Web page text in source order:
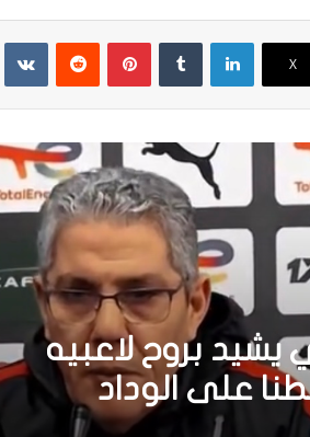
‫X
لينكدإن بينتيريست
بروح لاعبيه
على الوداد
وماعتمدناش